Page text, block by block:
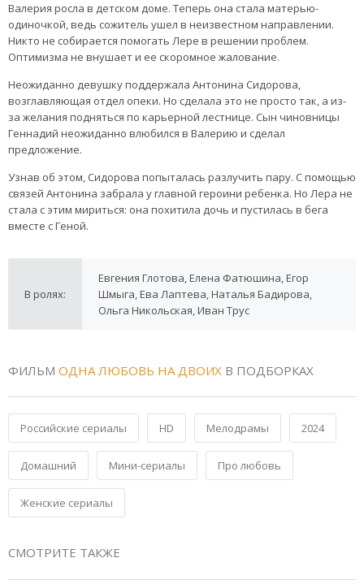
Валерия росла в детском доме. Теперь она стала матерью-
одиночкой, ведь сожитель ушел в неизвестном направлении.
Никто не собирается помогать Лере в решении проблем.
Оптимизма не внушает и ее скоромное жалование.
Неожиданно девушку поддержала Антонина Сидорова,
возглавляющая отдел опеки. Но сделала это не просто так, а из-
за желания подняться по карьерной лестнице. Сын чиновницы
Геннадий неожиданно влюбился в Валерию и сделал
предложение.
Узнав об этом, Сидорова попыталась разлучить пару. С помощью
связей Антонина забрала у главной героини ребенка. Но Лера не
стала с этим мириться: она похитила дочь и пустилась в бега
вместе с Геной.
В ролях:
Евгения Глотова, Елена Фатюшина, Егор
Шмыга, Ева Лаптева, Наталья Бадирова,
Ольга Никольская, Иван Трус
ФИЛЬМ ОДНА ЛЮБОВЬ НА ДВОИХ В ПОДБОРКАХ
Российские сериалы HD Мелодрамы 2024
Домашний Мини-сериалы Про любовь
Женские сериалы
СМОТРИТЕ ТАКЖЕ